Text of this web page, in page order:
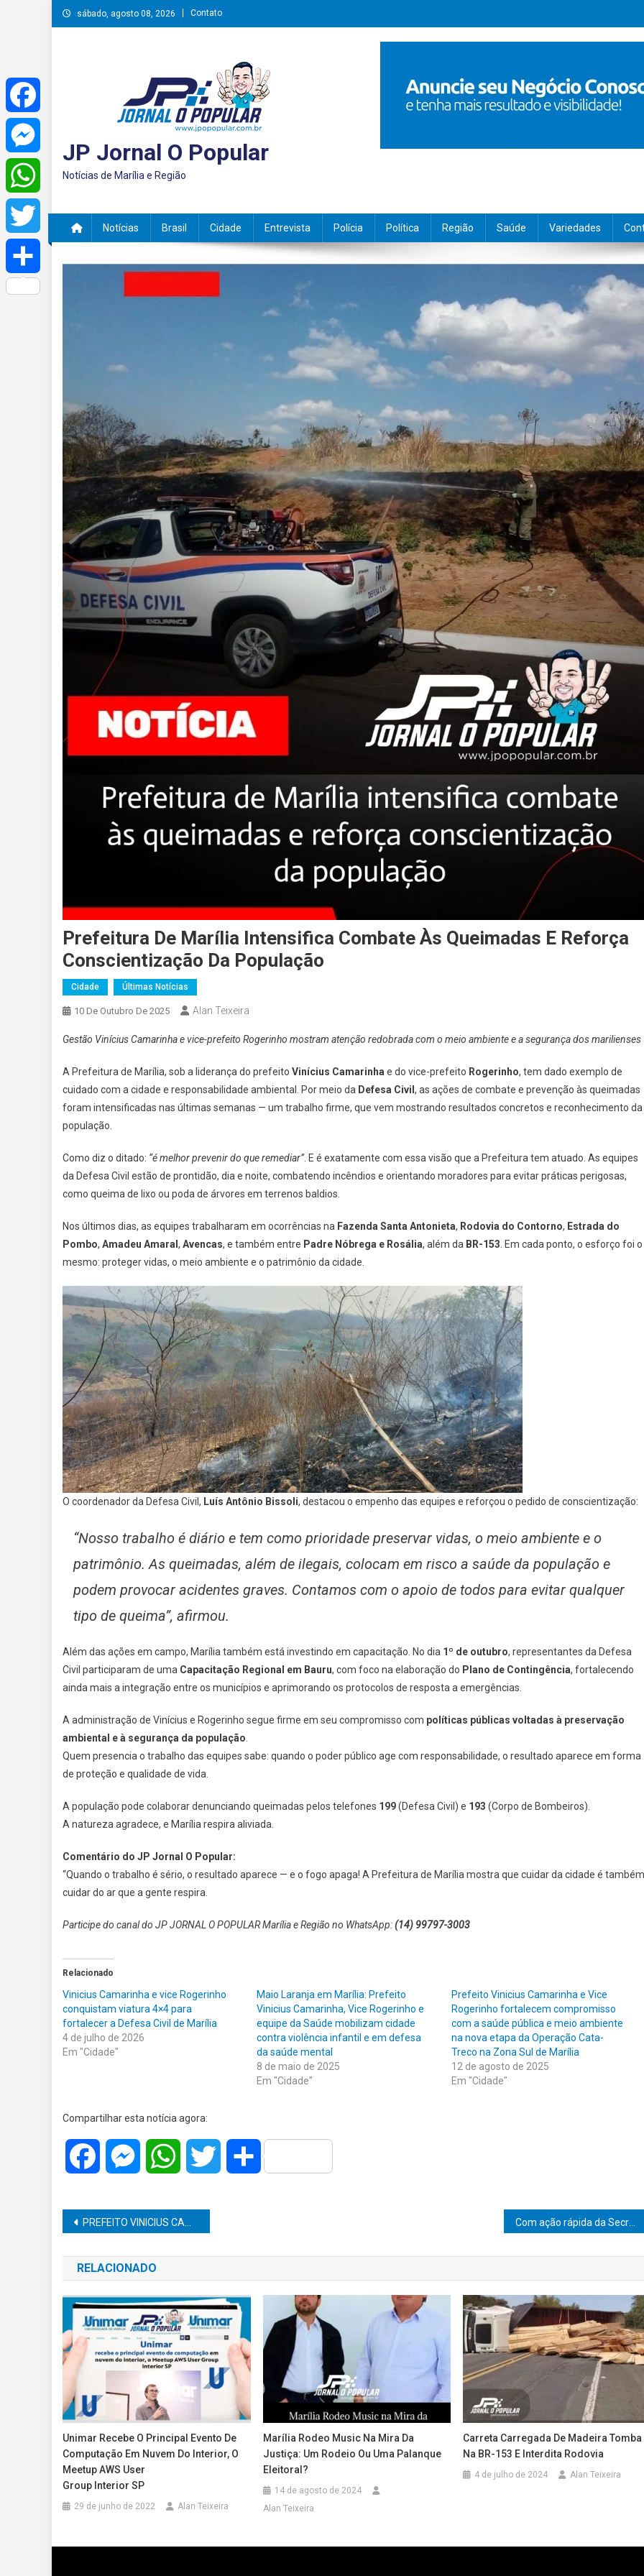
Skip
to
sábado, agosto 08, 2026 Contato
JP Jornal O Popular
Notícias de Marília e Região
Notícias Brasil Cidade Entrevista Polícia Política Região Saúde Variedades
Prefeitura De Marília Intensifica Combate Às Queimadas E Reforça
Conscientização Da População
Cidade Últimas Notícias
10 De Outubro De 2025 Alan Teixeira
Gestão Vinícius Camarinha e vice-prefeito Rogerinho mostram atenção redobrada com o meio ambiente e a segurança dos marilienses
A Prefeitura de Marília, sob a liderança do prefeito Vinícius Camarinha e do vice-prefeito Rogerinho, tem dado exemplo de
cuidado com a cidade e responsabilidade ambiental. Por meio da Defesa Civil , as ações de combate e prevenção às queimadas
foram intensificadas nas últimas semanas — um trabalho firme, que vem mostrando resultados concretos e reconhecimento da
população.
Como diz o ditado: “é melhor prevenir do que remediar”. E é exatamente com essa visão que a Prefeitura tem atuado. As equipes
da Defesa Civil estão de prontidão, dia e noite, combatendo incêndios e orientando moradores para evitar práticas perigosas,
como queima de lixo ou poda de árvores em terrenos baldios.
Nos últimos dias, as equipes trabalharam em ocorrências na Fazenda Santa Antonieta, Rodovia do Contorno, Estrada do
Pombo, Amadeu Amaral , Avencas, e também entre Padre Nóbrega e Rosália, além da BR-153 . Em cada ponto, o esforço foi o
mesmo: proteger vidas, o meio ambiente e o patrimônio da cidade.
O coordenador da Defesa Civil, Luís Antônio Bissoli, destacou o empenho das equipes e reforçou o pedido de conscientização:
“Nosso trabalho é diário e tem como prioridade preservar vidas, o meio ambiente e o
patrimônio. As queimadas, além de ilegais, colocam em risco a saúde da população e
podem provocar acidentes graves. Contamos com o apoio de todos para evitar qualquer
tipo de queima”, afirmou.
Além das ações em campo, Marília também está investindo em capacitação. No dia 1º de outubro, representantes da Defesa
Civil participaram de uma Capacitação Regional em Bauru, com foco na elaboração do Plano de Contingência, fortalecendo
ainda mais a integração entre os municípios e aprimorando os protocolos de resposta a emergências.
A administração de Vinícius e Rogerinho segue firme em seu compromisso com políticas públicas voltadas à preservação
ambiental e à segurança da população.
Quem presencia o trabalho das equipes sabe: quando o poder público age com responsabilidade, o resultado aparece em forma
de proteção e qualidade de vida.
A população pode colaborar denunciando queimadas pelos telefones 199(Defesa Civil) e 193 (Corpo de Bombeiros).
A natureza agradece, e Marília respira aliviada.
Comentário do JP Jornal O Popular:
“Quando o trabalho é sério, o resultado aparece — e o fogo apaga! A Prefeitura de Marília mostra que cuidar da cidade é também
cuidar do ar que a gente respira.
Participe do canal do JP JORNAL O POPULAR Marília e Região no WhatsApp:(14) 99797-3003
Relacionado
Vinicius Camarinha e vice Rogerinho
conquistam viatura 4×4 para
fortalecer a Defesa Civil de Marília
4 de julho de 2026
Em "Cidade"
Maio Laranja em Marília: Prefeito
Vinicius Camarinha, Vice Rogerinho e
equipe da Saúde mobilizam cidade
contra violência infantil e em defesa
da saúde mental
8 de maio de 2025
Em "Cidade"
Prefeito Vinicius Camarinha e Vice
Rogerinho fortalecem compromisso
com a saúde pública e meio ambiente
na nova etapa da Operação Cata-
Treco na Zona Sul de Marília
12 de agosto de 2025
Em "Cidade"
Compartilhar esta notícia agora:
Facebook MessengerWhatsAppTwitter Share
Navegação
de
Post
PREFEITO VINICIUS CAMARINHA E VICE ROGERINHO GARANTEM AVANÇO HISTÓRICO: DIÁLOGO DE OURO RESOLVE IMPASSE DO AEROPORTO DE MARÍLIA Com ação rápida da Secretaria de Infraestrutura, Johnny Mota garante solução definitiva para erosão na Avenida Warner Gomes Fernandes
RELACIONADO
Unimar Recebe O Principal Evento De
Computação Em Nuvem Do Interior, O
Meetup AWS User
Group Interior SP
29 de junho de 2022 Alan Teixeira
Marília Rodeo Music Na Mira Da
Justiça: Um Rodeio Ou Uma Palanque
Eleitoral?
14 de agosto de 2024
Alan Teixeira
Carreta Carregada De Madeira Tomba
Na BR-153 E Interdita Rodovia
4 de julho de 2024 Alan Teixeira
Facebook
Messenger
WhatsApp
Twitter
Share